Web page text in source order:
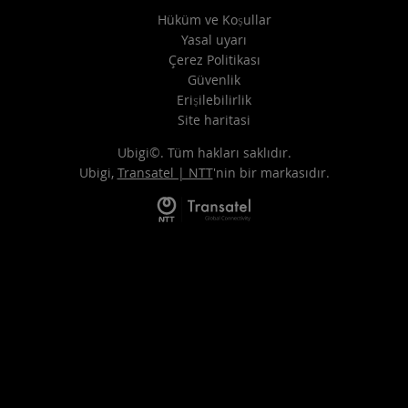
Hüküm ve Koşullar
Yasal uyarı
Çerez Politikası
Güvenlik
Erişilebilirlik
Site haritasi
Ubigi©. Tüm hakları saklıdır.
Ubigi, Transatel | NTT'nin bir markasıdır.